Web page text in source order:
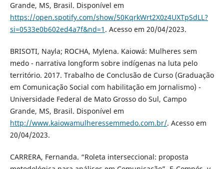
Grande, MS, Brasil. Disponível em
https://open.spotify.com/show/50KqrkWrt2X0z4UXTpSdLL?
si=0533e0b602ed4a7f&nd=1 . Acesso em 20/04/2023.
BRISOTI, Nayla; ROCHA, Mylena. Kaiowá: Mulheres sem
medo - narrativa longform sobre indígenas na luta pelo
território. 2017. Trabalho de Conclusão de Curso (Graduação
em Comunicação Social com habilitação em Jornalismo) -
Universidade Federal de Mato Grosso do Sul, Campo
Grande, MS, Brasil. Disponível em
http://www.kaiowamulheressemmedo.com.br/. Acesso em
20/04/2023.
CARRERA, Fernanda. “Roleta interseccional: proposta